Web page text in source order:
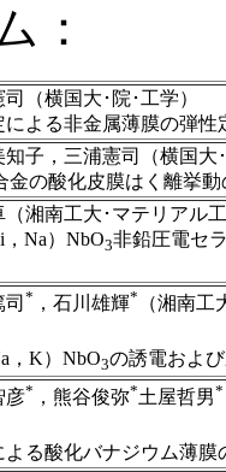
：
司（横国大･院･工学
による非金属薄膜の弾性
知子，三浦憲司（横
金の酸化皮膜はく離挙
（湘南工大･マテリ
，Na）NbO3非鉛圧電セ
* ，石川雄輝*
（湘南
，K）NbO3の誘電およ
彦* ，熊谷俊弥*土屋哲男*
よる酸化バナジウム薄膜